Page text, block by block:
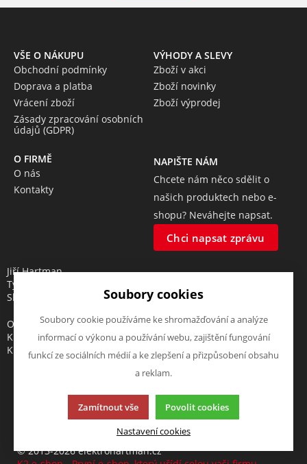
VŠE O NÁKUPU
Obchodní podmínky
Doprava a platba
Vrácení zboží
Zásady zpracování osobních
údajů (GDPR)
VÝHODY A SLEVY
Zboží v akci
Zboží novinky
Zboží výprodej
O FIRMĚ
O nás
Kontakty
NAPIŠTE NÁM
Chcete nám něco sdělit o
našich produktech nebo e-
shopu? Neváhejte napsat.
Chci napsat zprávu
Jiří Hartman
Tyršova 143, 552 03 Česká
Skalice, CZ
Obchodní rejstřík vedený u
Krajského soudu v Hradci
Králové, oddíl A, vložka 18553
Tato stránka používá soubory cookies. Klikněte pro více
© 2013-2026 elektrohartman.cz
Soubory cookies
Soubory cookie používáme ke shromažďování a analýze
informací o výkonu a používání webu, zajištění fungování
funkcí ze sociálních médií a ke zlepšení a přizpůsobení obsahu
a reklam.
Zamítnout vše Povolit cookies
Nastavení cookies